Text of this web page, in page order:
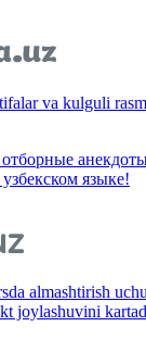
va kulguli
языке!
almashtirish
joylashuvini